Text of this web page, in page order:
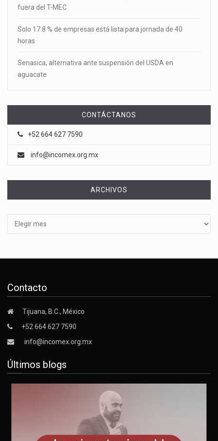
fuera del T-MEC
Solo 17.8 % de empresas está lista para jornada de 40
horas
Senasica, alternativa ante suspensión del USDA en
aguacate
CONTÁCTANOS
+52 664 627 7590
info@incomex.org.mx
ARCHIVOS
Contacto
Tijuana, B.C., México
+52 664 627 7590
info@incomex.org.mx
Últimos blogs